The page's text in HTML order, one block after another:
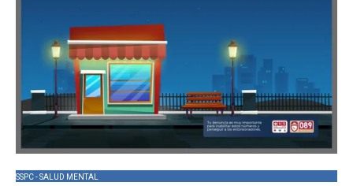
SSPC - SALUD MENTAL